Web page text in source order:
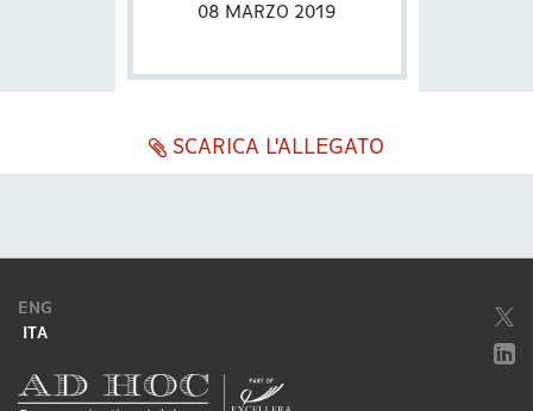
08 MARZO 2019
SCARICA L'ALLEGATO
ENG
ITA